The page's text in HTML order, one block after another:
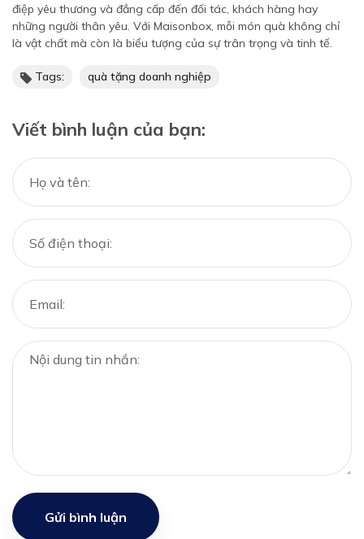
điệp yêu thương và đẳng cấp đến đối tác, khách hàng hay
những người thân yêu. Với Maisonbox, mỗi món quà không chỉ
là vật chất mà còn là biểu tượng của sự trân trọng và tinh tế.
Tags: quà tặng doanh nghiệp
Viết bình luận của bạn:
Gửi bình luận